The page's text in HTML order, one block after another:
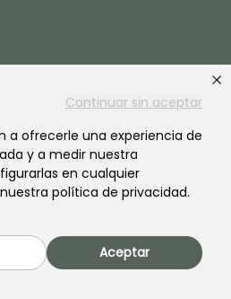
Continuar sin aceptar
a ofrecerle una experiencia de
y a medir nuestra
en cualquier
política de privacidad.
Aceptar
y condiciones
Política de privacidad
familiar al servicio de todos los